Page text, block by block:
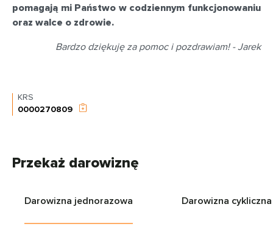
pomagają mi Państwo w codziennym funkcjonowaniu
oraz walce o zdrowie.
Bardzo dziękuję za pomoc i pozdrawiam! - Jarek
KRS
0000270809
Przekaż darowiznę
Darowizna jednorazowa Darowizna cykliczna